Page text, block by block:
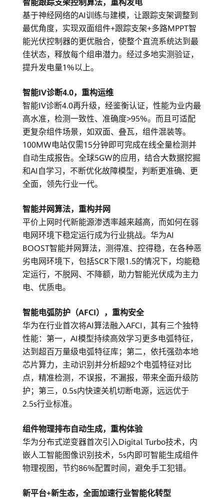
智能跟踪支架控制算法，重构发电
基于神经网络的AI训练与建模，让跟踪支架调整到
最优角度，实现双面组件+跟踪支架+多路MPPT智
能光伏控制器的更优融合，使整个直流系统达到最
佳状态，释放每个组串潜力。经过多地实测验证，
提升发电量1%以上。
智能IV诊断4.0，重构运维
智能IV诊断4.0再升级，经鉴衡认证，性能为业内最
高水准，检测一致性、准确度>95%。而且可适配
更复杂组件场景，如双面、叠瓦，组件混装等。
100MW电站仅需15分钟即可完成在线全量检测并
自动生成报告。全球5GW的应用，结合大数据挖掘
和AI自学习，不断优化故障模型，判断更准确、更
全面，领先行业一代。
智能并网算法，重构并网
平价上网时代新能源渗透率越来越高，而如何在弱
电网环境下稳定运行成为行业挑战。华为AI
BOOST智能并网算法，测得准、控得稳，在各种恶
劣电网环境下，包括SCR下限1.5的情况下，均能稳
定运行，不脱网、不降额，助力智能光伏成为主力
电、优质电。
智能电弧防护（AFCI），重构安全
华为在行业首次将AI算法融入AFCI，其有三个独特
性能：第一，AI模型持续高效学习更多电弧特征，
达到超百万量级电弧特征库；第二，依托强劲本地
芯片算力，主动识别并分析超92个电弧特征对比
点，精准检测，不误报，不漏报，带来全面升级防
护；第三，0.5s内快速关机切断电源，远远优于
2.5s行业标准。
组件物理排布自动生成，重构体验
华为分布式逆变器首次引入Digital Turbo技术，内
嵌人工智能图像识别技术，5s内即可智能生成组件
物理视图，节约86%配置时间，避免手工犯错。
新平台+新生态，全面加速行业智能化转型